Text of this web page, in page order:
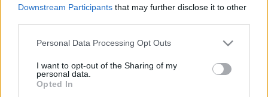
Downstream Participants that may further disclose it to other
Please note that this website/app uses one or more Google
not limited to your visit or usage behaviour. You may click to
grant or deny consent to Google and its third-party tags to
use your data for below specified purposes in below Google
Personal Data Processing Opt Outs
I want to opt-out of the Sharing of my
personal data.
Opted In
legalább másodszorra, nem a gazdasággal és a
csak kommunikációs üzeneteket küldözgetnek a
zemberek felé.